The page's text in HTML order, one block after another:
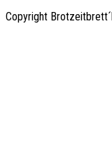
Copyright